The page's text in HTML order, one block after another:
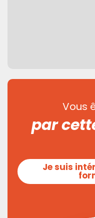
Vous
par
Je suis